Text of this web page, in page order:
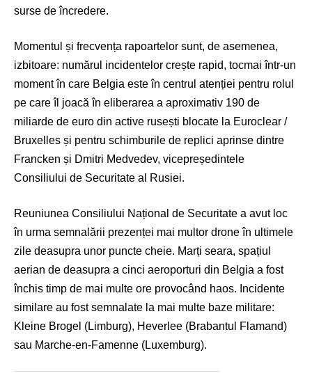
surse de încredere.
Momentul și frecvența rapoartelor sunt, de asemenea,
izbitoare: numărul incidentelor crește rapid, tocmai într-un
moment în care Belgia este în centrul atenției pentru rolul
pe care îl joacă în eliberarea a aproximativ 190 de
miliarde de euro din active rusești blocate la Euroclear /
Bruxelles și pentru schimburile de replici aprinse dintre
Francken și Dmitri Medvedev, vicepreședintele
Consiliului de Securitate al Rusiei.
Reuniunea Consiliului Național de Securitate a avut loc
în urma semnalării prezenței mai multor drone în ultimele
zile deasupra unor puncte cheie. Marți seara, spațiul
aerian de deasupra a cinci aeroporturi din Belgia a fost
închis timp de mai multe ore provocând haos. Incidente
similare au fost semnalate la mai multe baze militare:
Kleine Brogel (Limburg), Heverlee (Brabantul Flamand)
sau Marche-en-Famenne (Luxemburg).